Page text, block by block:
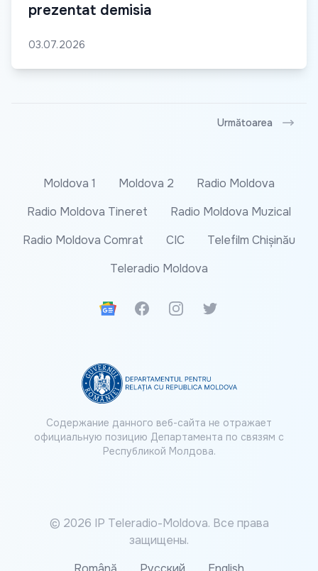
prezentat demisia
03.07.2026
Următoarea
Moldova 1 Moldova 2
Radio Moldova
Radio Moldova Tineret
Radio Moldova Muzical
Radio Moldova Comrat
CIC
Telefilm Chișinău
Teleradio Moldova
Google News
FacebookInstagramTwitter
Содержание данного веб-сайта не отражает
официальную позицию Департамента по связям с
Республикой Молдова.
© 2026 IP Teleradio-Moldova. Все права
защищены.